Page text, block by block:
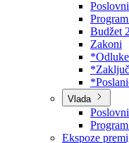
Skupština
Poslovnik
Program
Budžet
Zakoni
*Odluke
Vlada